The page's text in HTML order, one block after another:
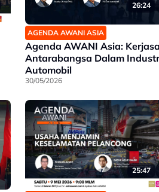
26:24
AGENDA AWANI ASIA
Agenda AWANI Asia:
Antarabangsa Dalam
Automobil
30/05/2026
25:47